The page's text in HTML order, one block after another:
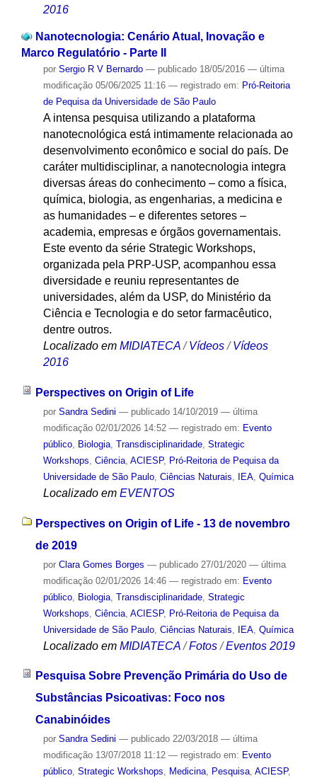
2016
Nanotecnologia: Cenário Atual, Inovação e
Marco Regulatório - Parte II
por Sergio R V Bernardo — publicado18/05/2016 — última
modificação05/06/2025 11:16 — registrado em: Pró-Reitoria
de Pequisa da Universidade de São Paulo
A intensa pesquisa utilizando a plataforma
nanotecnológica está intimamente relacionada ao
desenvolvimento econômico e social do país. De
caráter multidisciplinar, a nanotecnologia integra
diversas áreas do conhecimento – como a física,
química, biologia, as engenharias, a medicina e
as humanidades – e diferentes setores –
academia, empresas e órgãos governamentais.
Este evento da série Strategic Workshops,
organizada pela PRP-USP, acompanhou essa
diversidade e reuniu representantes de
universidades, além da USP, do Ministério da
Ciência e Tecnologia e do setor farmacêutico,
dentre outros.
Localizado em MIDIATECA /Vídeos /Vídeos
2016
Perspectives on Origin of Life
por Sandra Sedini — publicado14/10/2019 — última
modificação02/01/2026 14:52 — registrado em: Evento
público, Biologia, Transdisciplinaridade, Strategic
Workshops, Ciência, ACIESP, Pró-Reitoria de Pequisa da
Universidade de São Paulo, Ciências Naturais, IEA, Química
Localizado em EVENTOS
Perspectives on Origin of Life - 13 de novembro
de 2019
por Clara Gomes Borges — publicado27/01/2020 — última
modificação02/01/2026 14:46 — registrado em: Evento
público, Biologia, Transdisciplinaridade, Strategic
Workshops Ciência, ACIESP, Pró-Reitoria de Pequisa da
Universidade de São Paulo, Ciências Naturais IEA, Química
Localizado em MIDIATECA /Fotos /Eventos 2019
Pesquisa Sobre Prevenção Primária do Uso de
Substâncias Psicoativas: Foco nos
Canabinóides
por Sandra Sedini — publicado22/03/2018 — última
modificação13/07/2018 11:12 — registrado em: Evento
público, Strategic Workshops, Medicina, Pesquisa, ACIESP,